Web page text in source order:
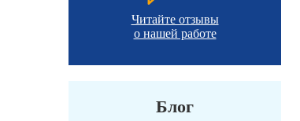
Читайте отзывы
о нашей работе
Блог